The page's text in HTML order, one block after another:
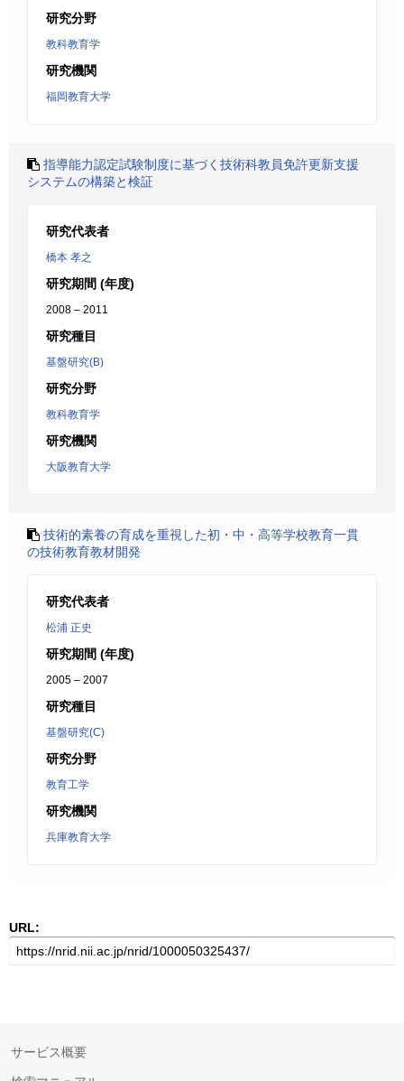
研究分野
教科教育学
研究機関
福岡教育大学
指導能力認定試験制度に基づく技術科教員免許更新支援
システムの構築と検証
研究代表者
橋本 孝之
研究期間 (年度)
2008 – 2011
研究種目
基盤研究(B)
研究分野
教科教育学
研究機関
大阪教育大学
技術的素養の育成を重視した初・中・高等学校教育一貫
の技術教育教材開発
研究代表者
松浦 正史
研究期間 (年度)
2005 – 2007
研究種目
基盤研究(C)
研究分野
教育工学
研究機関
兵庫教育大学
URL:
サービス概要